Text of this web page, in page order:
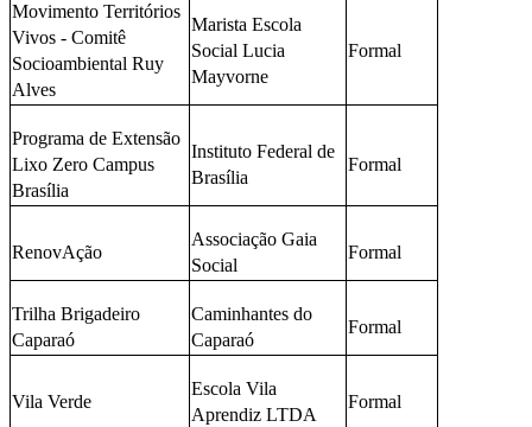
Movimento Territórios
Vivos - Comitê
Socioambiental Ruy
Alves
Marista Escola
Social Lucia
Mayvorne
Formal
Programa de Extensão
Lixo Zero Campus
Brasília
Instituto Federal de
Brasília
Formal
RenovAção
Associação Gaia
Social
Formal
Trilha Brigadeiro
Caparaó
Caminhantes do
Caparaó
Formal
Vila Verde
Escola Vila
Aprendiz LTDA
Formal